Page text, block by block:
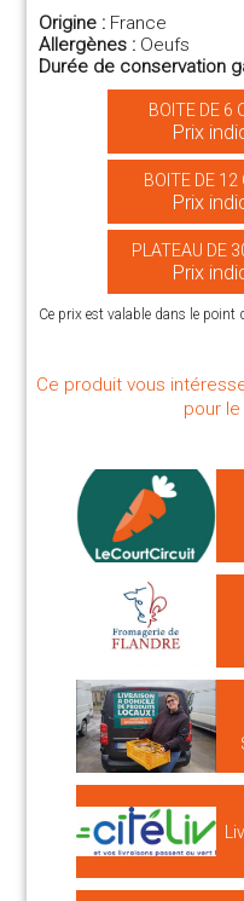
Origine : France
Allergènes : Oeufs
Durée de conservation
BOITE DE 6
Prix
BOITE DE 12
Prix
PLATEAU DE
Prix
Ce prix est valable dans le point
Ce produit vous
pour